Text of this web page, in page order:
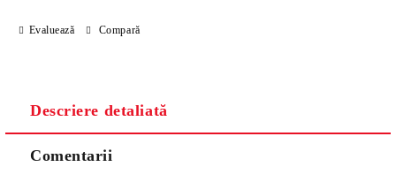
Evaluează Compară
Descriere detaliată
Comentarii